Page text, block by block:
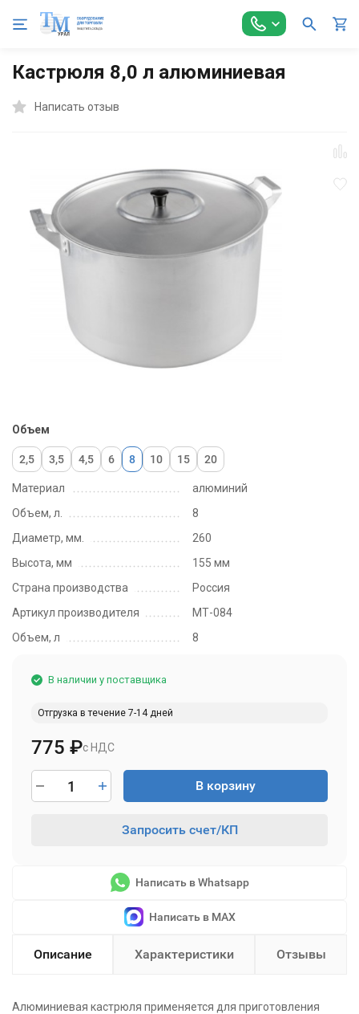
Главная Оборудование для Общепита Посуда и инвентарь
Кастрюля 8,0 л алюминиевая
Написать отзыв
Материал
алюминий
Объем, л.
8
Диаметр, мм.
260
Высота, мм
155 мм
Страна производства
Россия
Артикул производителя
МТ-084
Объем, л
8
Объем
2,5 3,5 4,5 6 8 10 15 20
В наличии у поставщика
Отгрузка в течение 7-14 дней
с НДС
775 ₽
В корзину
Запросить счет/КП
Написать в Whatsapp
Написать в MAX
Описание Характеристики Отзывы
Алюминиевая кастрюля применяется для приготовления